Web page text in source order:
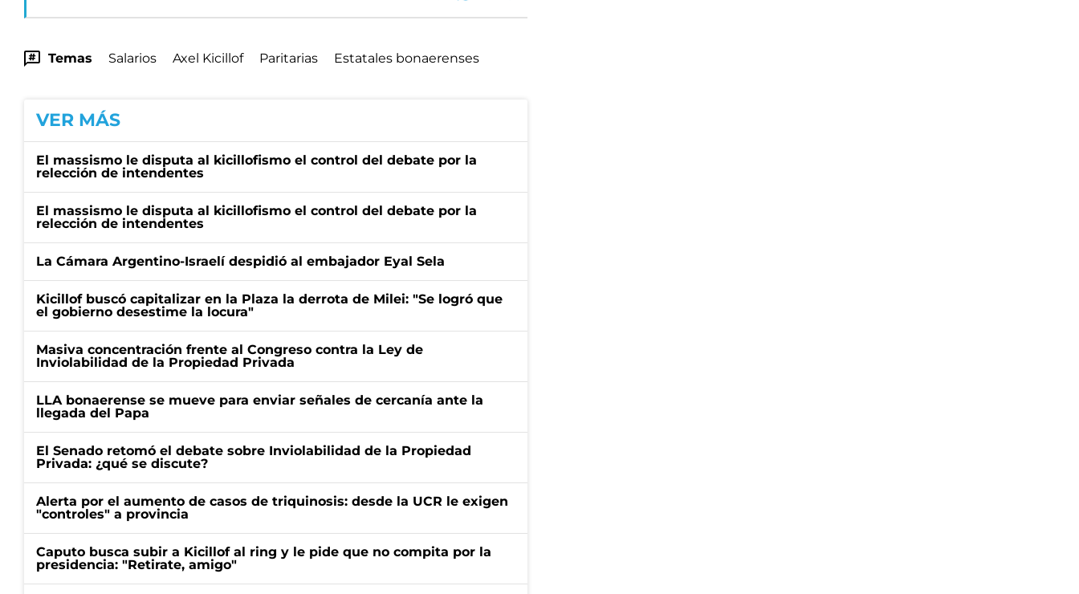
Temas Salarios Axel Kicillof Paritarias Estatales bonaerenses
VER MÁS
El massismo le disputa al kicillofismo el control del debate por la
relección de intendentes
El massismo le disputa al kicillofismo el control del debate por la
relección de intendentes
La Cámara Argentino-Israelí despidió al embajador Eyal Sela
Kicillof buscó capitalizar en la Plaza la derrota de Milei: "Se logró que
el gobierno desestime la locura"
Masiva concentración frente al Congreso contra la Ley de
Inviolabilidad de la Propiedad Privada
LLA bonaerense se mueve para enviar señales de cercanía ante la
llegada del Papa
El Senado retomó el debate sobre Inviolabilidad de la Propiedad
Privada: ¿qué se discute?
Alerta por el aumento de casos de triquinosis: desde la UCR le exigen
"controles" a provincia
Caputo busca subir a Kicillof al ring y le pide que no compita por la
presidencia: "Retirate, amigo"